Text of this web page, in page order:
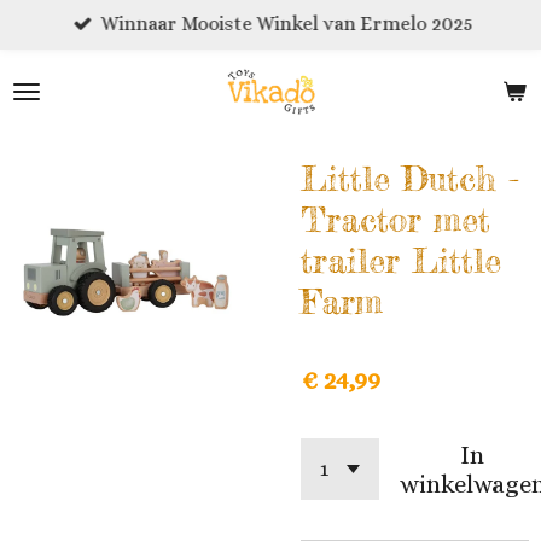
naar
Winnaar Mooiste Winkel van Ermelo 2025
Little Dutch -
Tractor met
trailer Little
Farm
€ 24,99
In